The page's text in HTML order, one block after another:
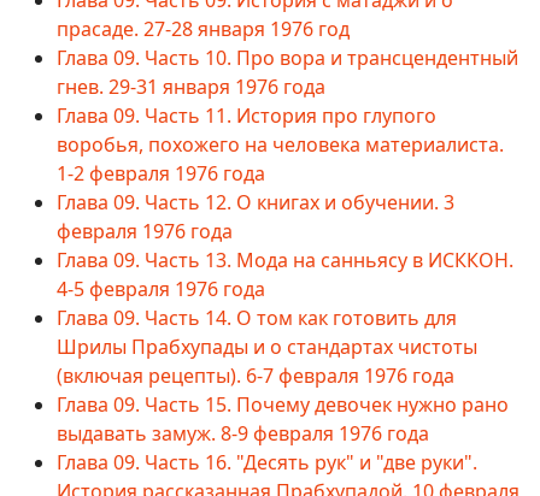
прасаде. 27-28 января 1976 год
Глава 09. Часть 10. Про вора и трансцендентный
гнев. 29-31 января 1976 года
Глава 09. Часть 11. История про глупого
воробья, похожего на человека материалиста.
1-2 февраля 1976 года
Глава 09. Часть 12. О книгах и обучении. 3
февраля 1976 года
Глава 09. Часть 13. Мода на санньясу в ИСККОН.
4-5 февраля 1976 года
Глава 09. Часть 14. О том как готовить для
Шрилы Прабхупады и о стандартах чистоты
(включая рецепты). 6-7 февраля 1976 года
Глава 09. Часть 15. Почему девочек нужно рано
выдавать замуж. 8-9 февраля 1976 года
Глава 09. Часть 16. "Десять рук" и "две руки".